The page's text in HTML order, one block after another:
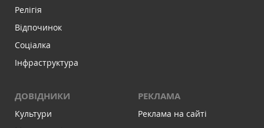
Релігія
Відпочинок
Соціалка
Інфраструктура
ДОВІДНИКИ
Культури
РЕКЛАМА
Реклама на сайті